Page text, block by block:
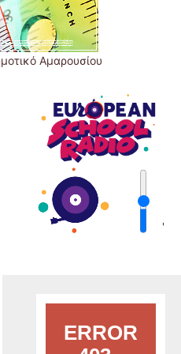
Αμαρουσίου
'